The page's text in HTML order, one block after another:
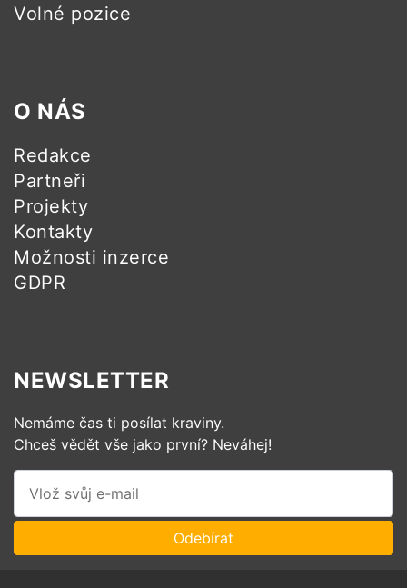
Volné pozice
O NÁS
Redakce
Partneři
Projekty
Kontakty
Možnosti inzerce
GDPR
NEWSLETTER
Nemáme čas ti posílat kraviny.
Chceš vědět vše jako první? Neváhej!